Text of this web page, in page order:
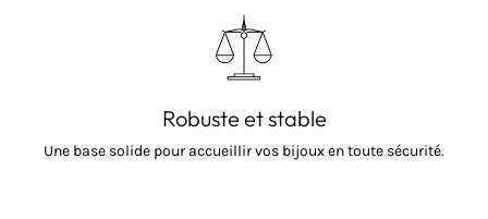
Robuste et stable
Une base solide pour accueillir vos bijoux en toute sécurité.